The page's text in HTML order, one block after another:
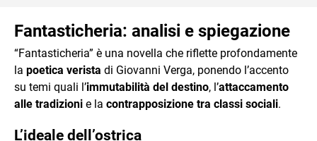
Fantasticheria: analisi e spiegazione
“Fantasticheria” è una novella che riflette profondamente
la poetica verista di Giovanni Verga, ponendo l’accento
su temi quali l’immutabilità del destino, l’attaccamento
alle tradizioni e la contrapposizione tra classi sociali.
L’ideale dell’ostrica